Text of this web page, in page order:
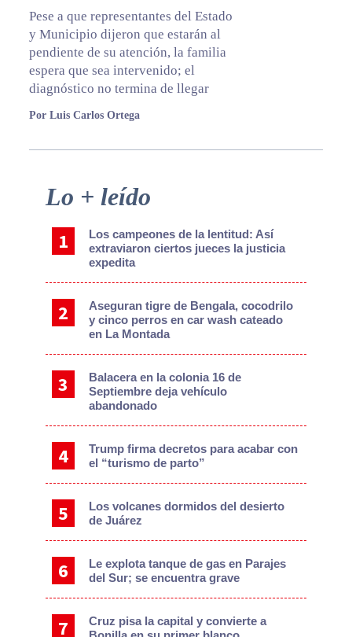
Pese a que representantes del Estado
y Municipio dijeron que estarán al
pendiente de su atención, la familia
espera que sea intervenido; el
diagnóstico no termina de llegar
Por Luis Carlos Ortega
Primary
Lo + leído
Los campeones de la lentitud: Así
extraviaron ciertos jueces la justicia
expedita
Aseguran tigre de Bengala, cocodrilo
y cinco perros en car wash cateado
en La Montada
Balacera en la colonia 16 de
Septiembre deja vehículo
abandonado
Trump firma decretos para acabar con
el “turismo de parto”
Los volcanes dormidos del desierto
de Juárez
Le explota tanque de gas en Parajes
del Sur; se encuentra grave
Cruz pisa la capital y convierte a